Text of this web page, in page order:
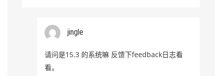
jingle
请问是15.3 的系统嘛 反馈下feedback日志看
看。